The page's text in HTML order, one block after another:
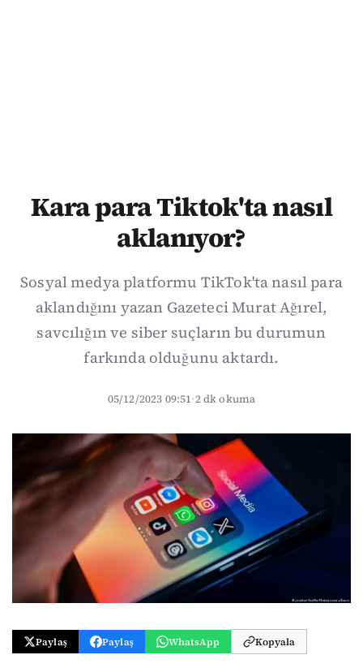
Kara para Tiktok'ta nasıl
aklanıyor?
Sosyal medya platformu TikTok'ta nasıl para
aklandığını yazan Gazeteci Murat Ağırel,
savcılığın ve siber suçların bu durumun
farkında olduğunu aktardı.
05/12/2023 09:51·2 dk okuma
Paylaş Paylaş WhatsApp Kopyala